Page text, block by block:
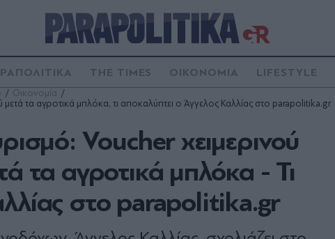
THE TIMES ΟΙΚΟΝΟΜΙΑ LIFESTYLE
Οικονομία
τα αγροτικά μπλόκα, τι αποκαλύπτει ο Άγγελος Καλλίας στο parapolitika.gr
Voucher χειμερινού
τα αγροτικά μπλόκα - Τι
στο parapolitika.gr